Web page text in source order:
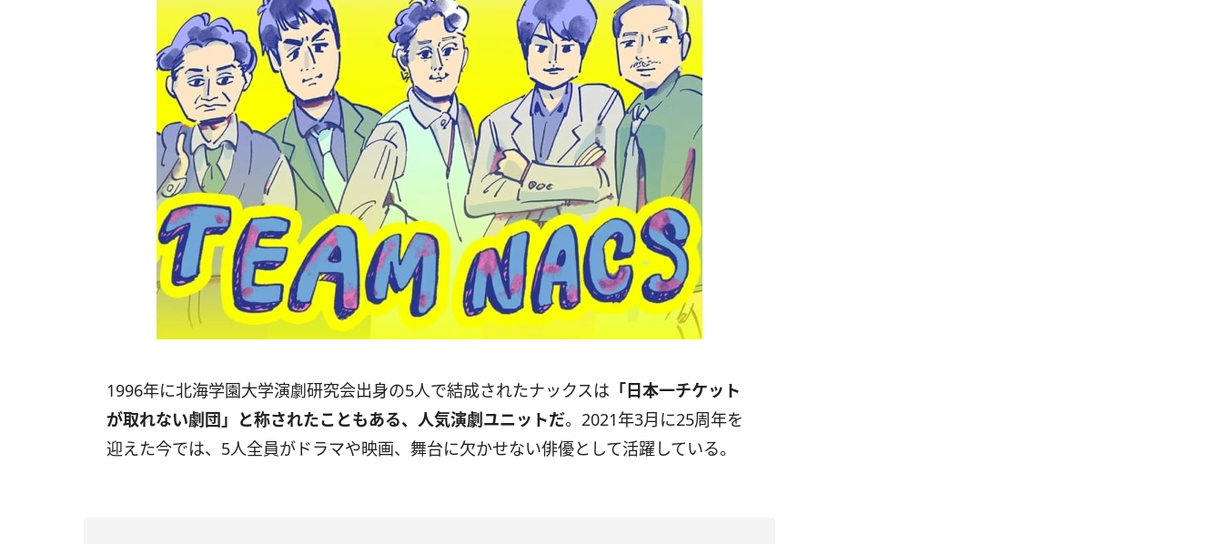
1996年に北海学園大学演劇研究会出身の5人で結成されたナックスは 「日本一チケット
が取れない劇団」と称されたこともある、人気演劇ユニットだ。2021年3月に25周年を
迎えた今では、5人全員がドラマや映画、舞台に欠かせない俳優として活躍している。